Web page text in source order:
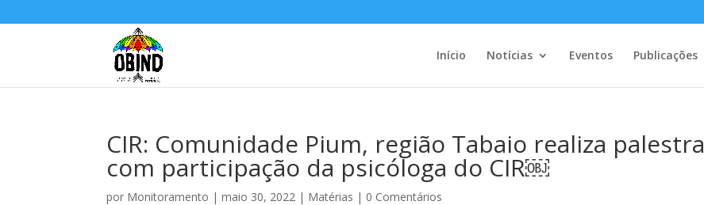
Início Notícias Eventos Publicações
CIR: Comunidade Pium, região Tabaio realiza palestra
com participação da psicóloga do CIR￼
por Monitoramento |maio 30, 2022 | Matérias | 0 Comentários